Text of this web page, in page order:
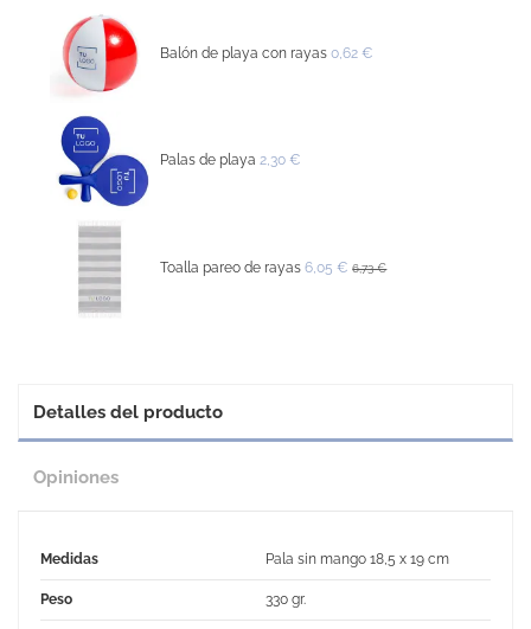
Balón de playa con rayas 0,62 €
Palas de playa 2,30 €
Toalla pareo de rayas 6,05 € 6,73 €
Detalles del producto
Opiniones
Medidas Pala sin mango 18,5 x 19 cm
Peso 330 gr.